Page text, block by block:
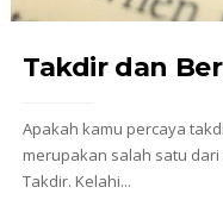
Takdir dan
Apakah kamu percaya
merupakan salah satu
Takdir. Kelahi...